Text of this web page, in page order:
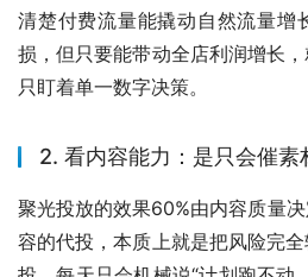
清楚付费流量能撬动自然流量增
损，但只要能带动全店利润增长
只盯着单一数字决策。
2. 看内容能力：是只会催素
聚光投放的效果60%由内容质量
容的代投，本质上就是把风险完